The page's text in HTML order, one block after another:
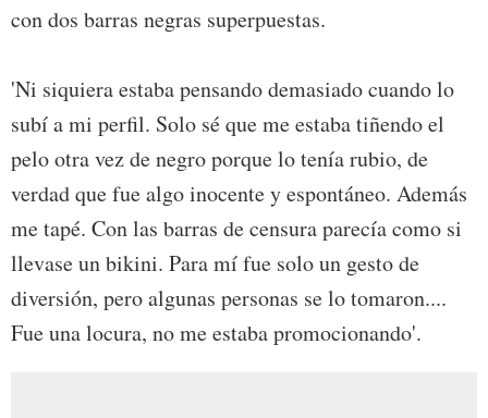
con dos barras negras superpuestas.
'Ni siquiera estaba pensando demasiado cuando lo
subí a mi perfil. Solo sé que me estaba tiñendo el
pelo otra vez de negro porque lo tenía rubio, de
verdad que fue algo inocente y espontáneo. Además
me tapé. Con las barras de censura parecía como si
llevase un bikini. Para mí fue solo un gesto de
diversión, pero algunas personas se lo tomaron....
Fue una locura, no me estaba promocionando'.